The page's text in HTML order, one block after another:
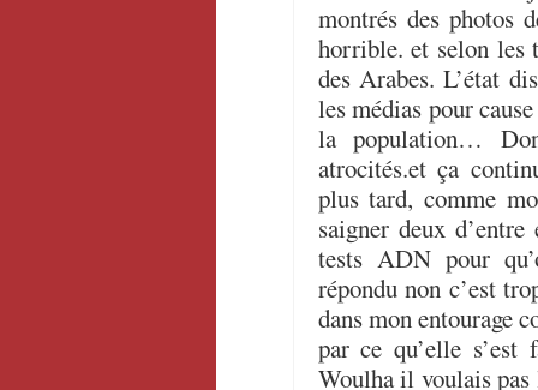
montrés des photos
horrible. et selon les
des Arabes. L’état
les médias pour
la population…
atrocités.et ça
plus tard, comme
saigner deux
tests ADN pour
répondu non c’est
dans mon entourage
par ce qu’elle
Woulha il voulais